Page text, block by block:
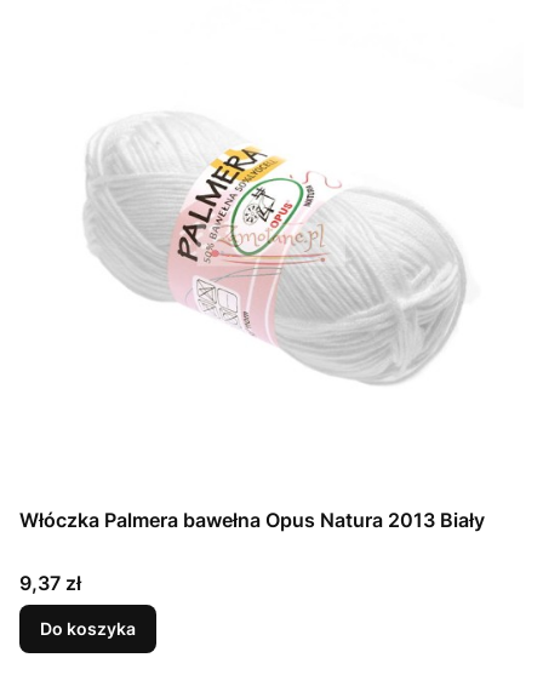
Włóczka Palmera bawełna Opus Natura 2013 Biały
Cena
9,37 zł
Do koszyka